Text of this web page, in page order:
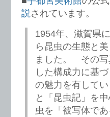
説されています。
1954年、滋賀県
ら昆虫の生態と
ました。 その写
した構成力に基
の魅力を有して
と「昆虫記」を
虫を「被写体で